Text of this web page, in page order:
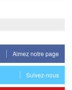
Aimez notre page
Suivez-nous